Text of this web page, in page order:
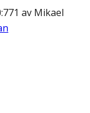
av Mikael